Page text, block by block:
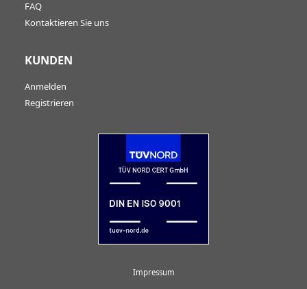
FAQ
Kontaktieren Sie uns
KUNDEN
Anmelden
Registrieren
Impressum